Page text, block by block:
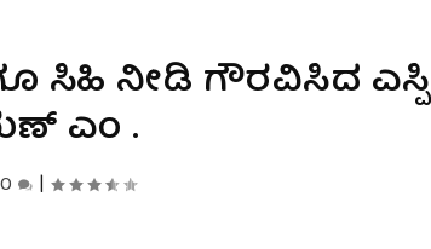
ಸಿಹಿ ನೀಡಿ ಗೌರವಿಸಿದ ಎಸ್ಪಿ
ಎಂ .
0 |